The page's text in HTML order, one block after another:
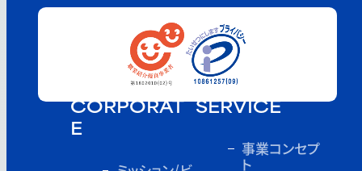
CORPORAT
E
SERVICE
事業コンセプ
ト